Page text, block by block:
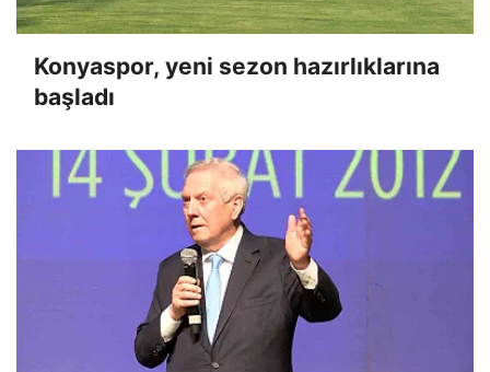
Konyaspor, yeni sezon hazırlıklarına
başladı